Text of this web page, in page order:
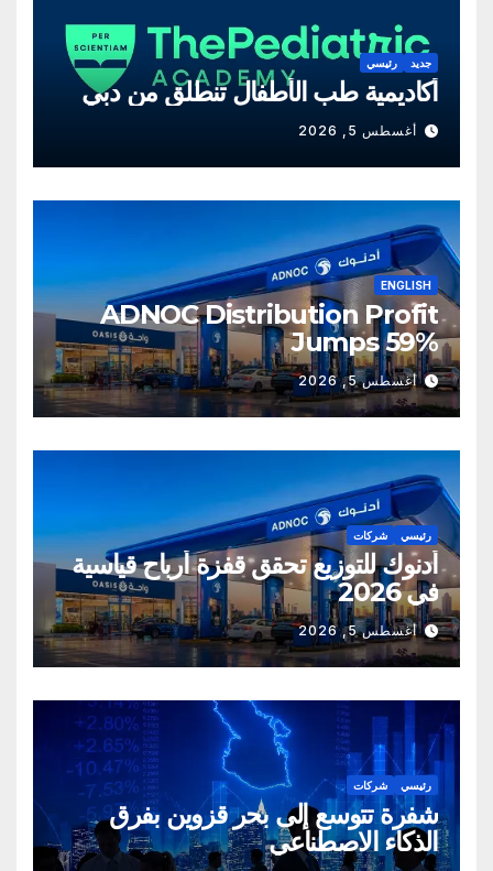
جديد رئيسي
أكاديمية طب الأطفال تنطلق من دبي
أغسطس 5, 2026
ENGLISH
ADNOC Distribution Profit
Jumps 59%
أغسطس 5, 2026
رئيسي شركات
أدنوك للتوزيع تحقق قفزة أرباح قياسية
في 2026
أغسطس 5, 2026
رئيسي شركات
شفرة تتوسع إلى بحر قزوين بفرق
الذكاء الاصطناعي